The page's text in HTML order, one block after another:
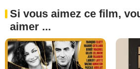
Si vous aimez ce film,
aimer ...